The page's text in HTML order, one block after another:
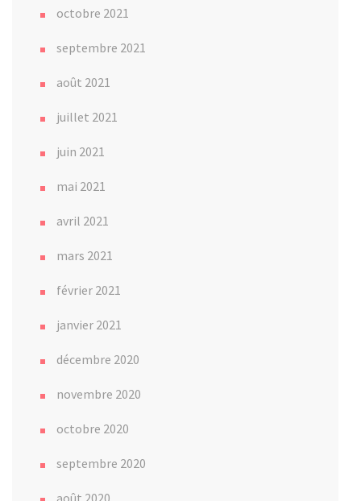
octobre 2021
septembre 2021
août 2021
juillet 2021
juin 2021
mai 2021
avril 2021
mars 2021
février 2021
janvier 2021
décembre 2020
novembre 2020
octobre 2020
septembre 2020